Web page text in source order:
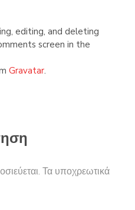
editing, and deleting
screen in the
Gravatar.
Τα υποχρεωτικά